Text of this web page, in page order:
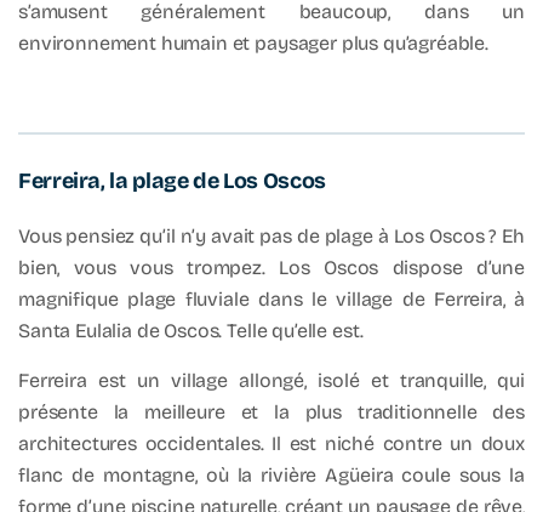
s’amusent généralement beaucoup, dans un
environnement humain et paysager plus qu’agréable.
Ferreira, la plage de Los Oscos
Vous pensiez qu’il n’y avait pas de plage à Los Oscos ? Eh
bien, vous vous trompez. Los Oscos dispose d’une
magnifique plage fluviale dans le village de Ferreira, à
Santa Eulalia de Oscos. Telle qu’elle est.
Ferreira est un village allongé, isolé et tranquille, qui
présente la meilleure et la plus traditionnelle des
architectures occidentales. Il est niché contre un doux
flanc de montagne, où la rivière Agüeira coule sous la
forme d’une piscine naturelle, créant un paysage de rêve,